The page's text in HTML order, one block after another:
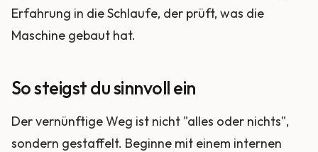
Erfahrung in die Schlaufe, der prüft, was die
Maschine gebaut hat.
So steigst du sinnvoll ein
Der vernünftige Weg ist nicht "alles oder nichts",
sondern gestaffelt. Beginne mit einem internen